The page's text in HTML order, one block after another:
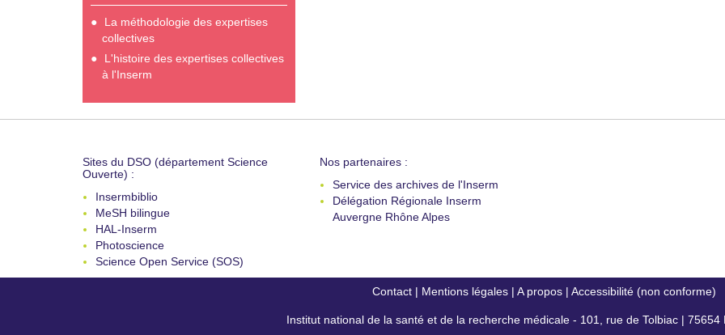
La méthodologie des expertises
collectives
L'histoire des expertises collectives
à l'Inserm
Sites du DSO (département Science
Ouverte) :
Insermbiblio
MeSH bilingue
HAL-Inserm
Photoscience
Science Open Service (SOS)
Nos partenaires :
Service des archives de l'Inserm
Délégation Régionale Inserm
Auvergne Rhône Alpes
Contact| Mentions légales| A propos| Accessibilité (non conforme)
Institut national de la santé et de la recherche médicale - 101, rue de Tolbiac | 75654